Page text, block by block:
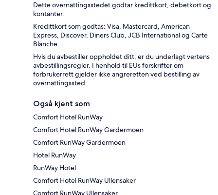
Dette overnattingsstedet godtar kredittkort, debetkort og
kontanter.
Kredittkort som godtas: Visa, Mastercard, American
Express, Discover, Diners Club, JCB International og Carte
Blanche
Hvis du avbestiller oppholdet ditt, er du underlagt vertens
avbestillingsregler. I henhold til EUs forskrifter om
forbrukerrett gjelder ikke angreretten ved bestilling av
overnattingssted.
Også kjent som
Comfort Hotel RunWay
Comfort Hotel RunWay Gardermoen
Comfort RunWay Gardermoen
Hotel RunWay
RunWay Hotel
Comfort Hotel RunWay Ullensaker
Comfort RunWay Ullensaker